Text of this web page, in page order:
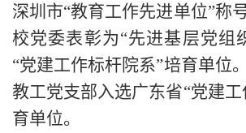
深圳市“教育工作先进单位”称
校党委表彰为“先进基层党组
“党建工作标杆院系”培育单位
教工党支部入选广东省“党建
育单位。